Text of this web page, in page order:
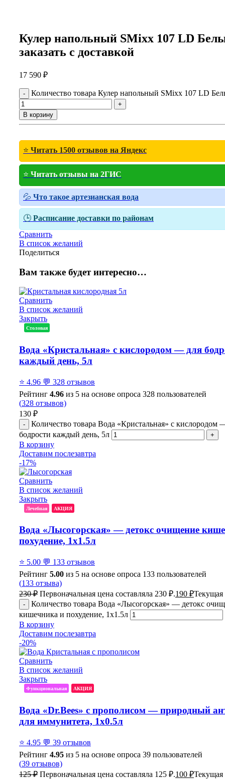
Кулер напольный SMixx 107 LD
заказать c доставкой
17 590 ₽
Количество товара Кулер напольный SMixx 107 LD
В корзину
⭐ Читать 1500 отзывов на Яндекс
⭐ Читать отзывы на 2ГИС
💦 Что такое артезианская вода
🕒 Расписание доставки по районам
Сравнить
В список желаний
Поделиться
Вам также будет интересно…
Сравнить
В список желаний
Закрыть
Столовая
Вода «Кристальная» с кислородом — для
каждый день, 5л
⭐ 4.96 💬 328 отзывов
Рейтинг 4.96 из 5 на основе опроса 328 пользователей
(328 отзывов)
130 ₽
Количество товара Вода «Кристальная» с кислородом
бодрости каждый день, 5л
В корзину
Доставим послезавтра
-17%
Сравнить
В список желаний
Закрыть
Лечебная АКЦИЯ
Вода «Лысогорская» — детокс очищение
похудение, 1x1.5л
⭐ 5.00 💬 133 отзывов
Рейтинг 5.00 из 5 на основе опроса 133 пользователей
(133 отзыва)
230₽ Первоначальная цена составляла 230 ₽.190 ₽Текущая
Количество товара Вода «Лысогорская» — детокс
кишечника и похудение, 1x1.5л
В корзину
Доставим послезавтра
-20%
Сравнить
В список желаний
Закрыть
Функциональная АКЦИЯ
Вода «Dr.Bees» с прополисом — природный
для иммунитета, 1x0.5л
⭐ 4.95 💬 39 отзывов
Рейтинг 4.95 из 5 на основе опроса 39 пользователей
(39 отзывов)
125₽ Первоначальная цена составляла 125 ₽.100 ₽Текущая